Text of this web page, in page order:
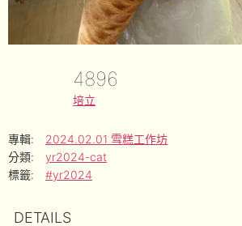
4896
培立
專輯:
2024.02.01 雪糕工作坊
分類:
yr2024-cat
標籤:
#yr2024
DETAILS